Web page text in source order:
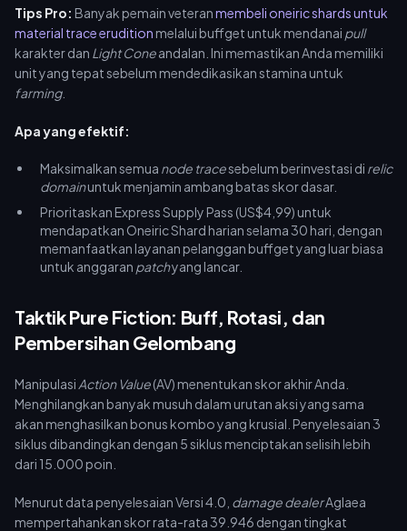
Tips Pro: Banyak pemain veteranmembeli oneiric shards untuk
material trace eruditionmelalui buffget untuk mendanai pull
karakter dan Light Coneandalan. Ini memastikan Anda memiliki
unit yang tepat sebelum mendedikasikan stamina untuk
farming.
Apa yang efektif:
Maksimalkan semua node tracesebelum berinvestasi di relic
domainuntuk menjamin ambang batas skor dasar.
Prioritaskan Express Supply Pass (US$4,99) untuk
mendapatkan Oneiric Shard harian selama 30 hari, dengan
memanfaatkan layanan pelanggan buffget yang luar biasa
untuk anggaran patchyang lancar.
Taktik Pure Fiction: Buff, Rotasi, dan
Pembersihan Gelombang
Manipulasi Action Value(AV) menentukan skor akhir Anda.
Menghilangkan banyak musuh dalam urutan aksi yang sama
akan menghasilkan bonus kombo yang krusial. Penyelesaian 3
siklus dibandingkan dengan 5 siklus menciptakan selisih lebih
dari 15.000 poin.
Menurut data penyelesaian Versi 4.0, damage dealerAglaea
mempertahankan skor rata-rata 39.946 dengan tingkat